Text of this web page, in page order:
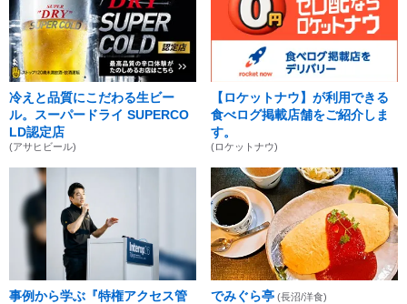
冷えと品質にこだわる生ビー
ル。スーパードライ SUPERCO
LD認定店
(アサヒビール)
【ロケットナウ】が利用できる
食べログ掲載店舗をご紹介しま
す。
(ロケットナウ)
事例から学ぶ『特権アクセス管
でみぐら亭 (長沼/洋食)